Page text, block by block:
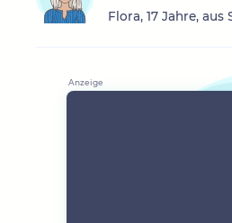
Flora, 17 Jahre, aus